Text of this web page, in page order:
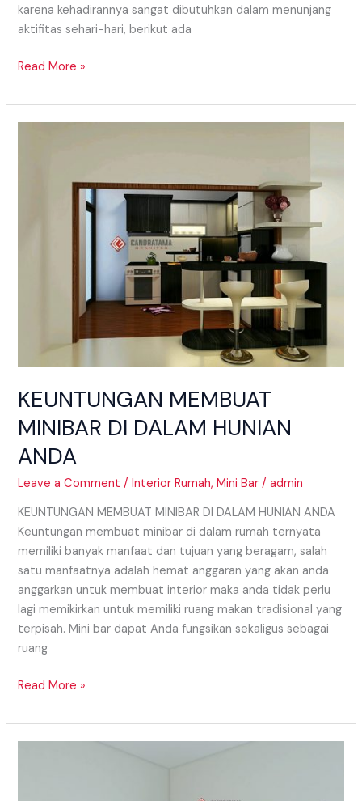
karena kehadirannya sangat dibutuhkan dalam menunjang
aktifitas sehari−hari, berikut ada
Read More »
KEUNTUNGAN MEMBUAT
MINIBAR DI DALAM HUNIAN
ANDA
Leave a Comment /Interior Rumah,Mini Bar /admin
KEUNTUNGAN MEMBUAT MINIBAR DI DALAM HUNIAN ANDA
Keuntungan membuat minibar di dalam rumah ternyata
memiliki banyak manfaat dan tujuan yang beragam, salah
satu manfaatnya adalah hemat anggaran yang akan anda
anggarkan untuk membuat interior maka anda tidak perlu
lagi memikirkan untuk memiliki ruang makan tradisional yang
terpisah. Mini bar dapat Anda fungsikan sekaligus sebagai
ruang
Read More »